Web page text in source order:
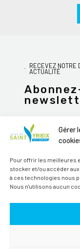
Gérer
Pour offrir les meilleures
stocker et/ou accéder
à ces technologies nous
Nous n'utilisons aucun
RECEVEZ NOTRE
ACTUALITÉ
Alternative: